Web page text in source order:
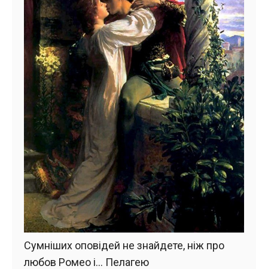
Сумніших оповідей не знайдете, ніж про
любов Ромео і… Пелагею